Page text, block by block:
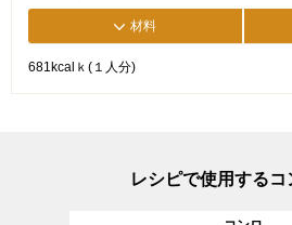
材料
681kcalｋ(１人分)
レシピで使用するコ